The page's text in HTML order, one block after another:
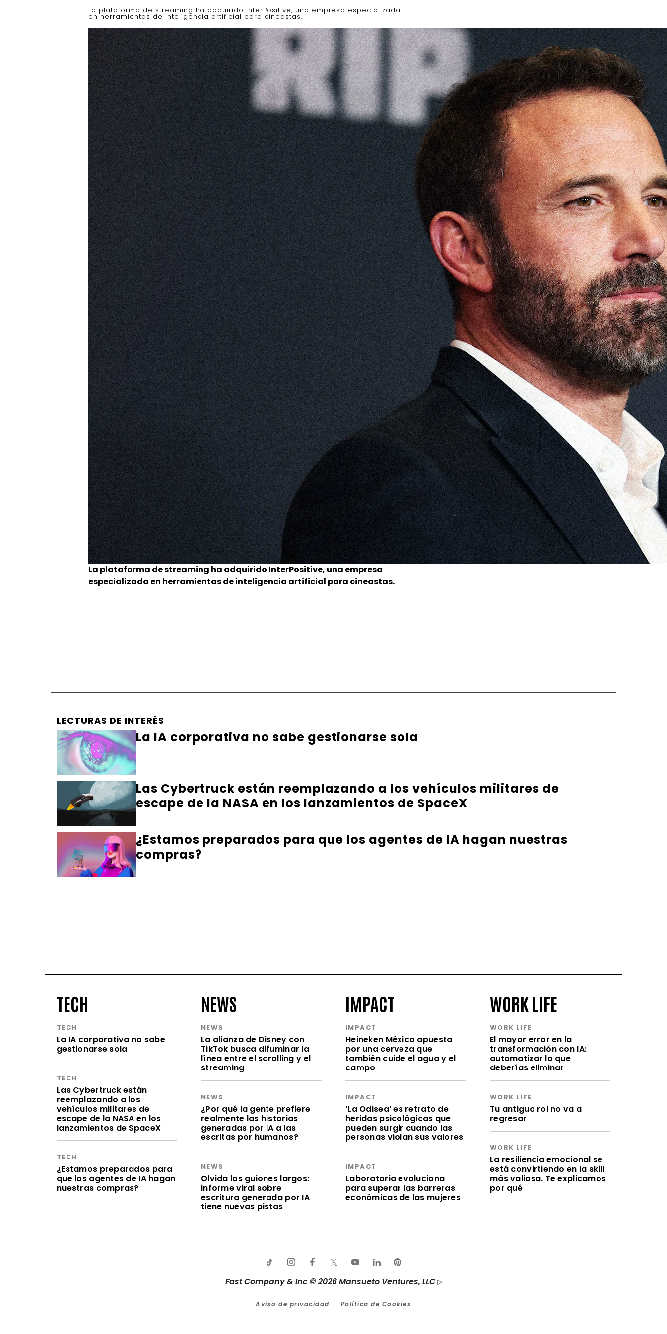
La plataforma de streaming ha adquirido InterPositive, una empresa especializada
en herramientas de inteligencia artificial para cineastas.
La plataforma de streaming ha adquirido InterPositive, una empresa
especializada en herramientas de inteligencia artificial para cineastas.
LECTURAS DE INTERÉS
La IA corporativa no sabe gestionarse sola
Las Cybertruck están reemplazando a los vehículos militares de
escape de la NASA en los lanzamientos de SpaceX
¿Estamos preparados para que los agentes de IA hagan nuestras
compras?
TECH
TECH
La IA corporativa no sabe
gestionarse sola
TECH
Las Cybertruck están
reemplazando a los
vehículos militares de
escape de la NASA en los
lanzamientos de SpaceX
TECH
¿Estamos preparados para
que los agentes de IA hagan
nuestras compras?
NEWS
NEWS
La alianza de Disney con
TikTok busca difuminar la
línea entre el scrolling y el
streaming
NEWS
¿Por qué la gente prefiere
realmente las historias
generadas por IA a las
escritas por humanos?
NEWS
Olvida los guiones largos:
informe viral sobre
escritura generada por IA
tiene nuevas pistas
IMPACT
IMPACT
Heineken México apuesta
por una cerveza que
también cuide el agua y el
campo
IMPACT
‘La Odisea’ es retrato de
heridas psicológicas que
pueden surgir cuando las
personas violan sus valores
IMPACT
Laboratoria evoluciona
para superar las barreras
económicas de las mujeres
WORK LIFE
WORK LIFE
El mayor error en la
transformación con IA:
automatizar lo que
deberías eliminar
WORK LIFE
Tu antiguo rol no va a
regresar
WORK LIFE
La resiliencia emocional se
está convirtiendo en la skill
más valiosa. Te explicamos
por qué
Fast Company & Inc © 2026 Mansueto Ventures, LLC
Aviso de privacidad Política de Cookies